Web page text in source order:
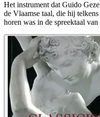
Het instrument dat Guido
de Vlaamse taal, die hij
horen was in de spreektaal